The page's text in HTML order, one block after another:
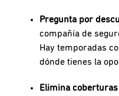
Pregunta por
compañía de
Hay temporadas
dónde tienes la
Elimina